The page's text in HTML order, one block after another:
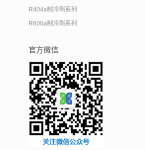
R404a制冷劑系列
R600a制冷劑系列
官方微信